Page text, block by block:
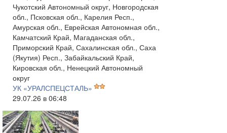
Чукотский Автономный округ, Новгородская
обл., Псковская обл., Карелия Респ.,
Амурская обл., Еврейская Автономная обл.,
Камчатский Край, Магаданская обл.,
Приморский Край, Сахалинская обл., Саха
(Якутия) Респ., Забайкальский Край,
Кировская обл., Ненецкий Автономный
округ
УК «УРАЛСПЕЦСТАЛЬ»
29.07.26 в 06:48